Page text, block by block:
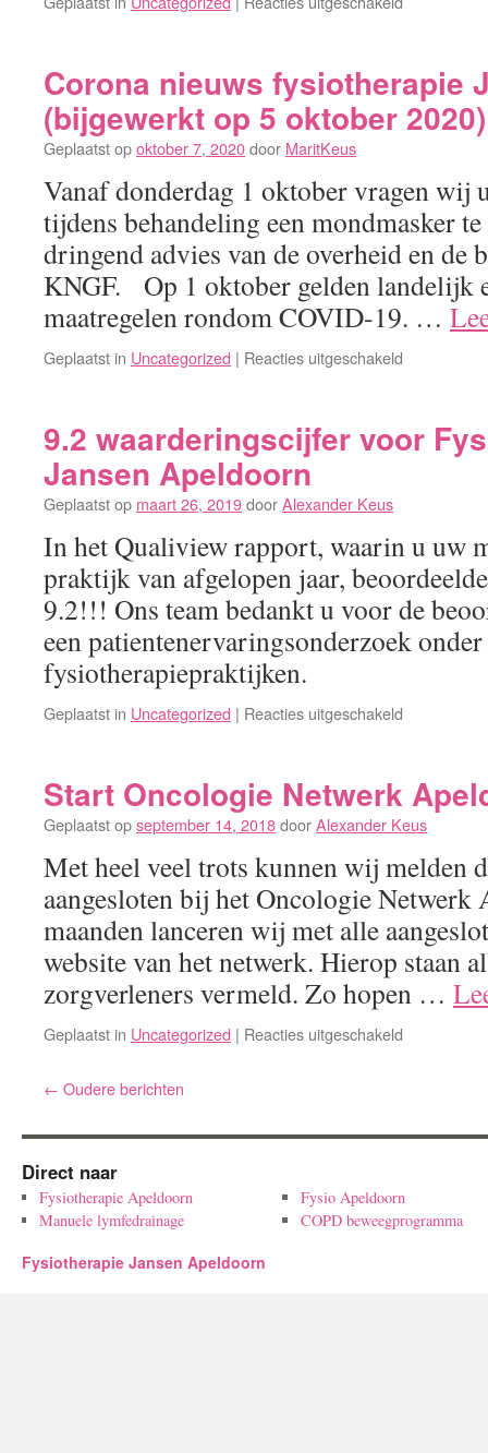
COVID
maatregelen
van
2020
Corona nieuws fysiotherapie
(bijgewerkt op 5 oktober 2020)
Geplaatst opoktober 7, 2020door MaritKeus
Vanaf donderdag 1 oktober vragen wij
tijdens behandeling een mondmasker
dringend advies van de overheid en de
KNGF. Op 1 oktober gelden landelijk
maatregelen rondom COVID-19. …
Geplaatst in Uncategorized | Reacties uitgeschakeld
Jansen
oktober
2020)
9.2 waarderingscijfer voor
Jansen Apeldoorn
Geplaatst op maart 26, 2019doorAlexander Keus
In het Qualiview rapport, waarin u uw
praktijk van afgelopen jaar,
9.2!!! Ons team bedankt u voor de
een patientenervaringsonderzoek
fysiotherapiepraktijken.
Geplaatst in Uncategorized | Reacties uitgeschakeld
voor
Jansen
Start Oncologie Netwerk
Geplaatst opseptember 14, 2018doorAlexander Keus
Met heel veel trots kunnen wij melden
aangesloten bij het Oncologie Netwerk
maanden lanceren wij met alle
website van het netwerk. Hierop staan
zorgverleners vermeld. Zo hopen …
Geplaatst in Uncategorized | Reacties uitgeschakeld
← Oudere berichten
Direct naar
Fysiotherapie Apeldoorn
Manuele lymfedrainage
Fysio Apeldoorn
COPD beweegprogramma
Fysiotherapie Jansen Apeldoorn